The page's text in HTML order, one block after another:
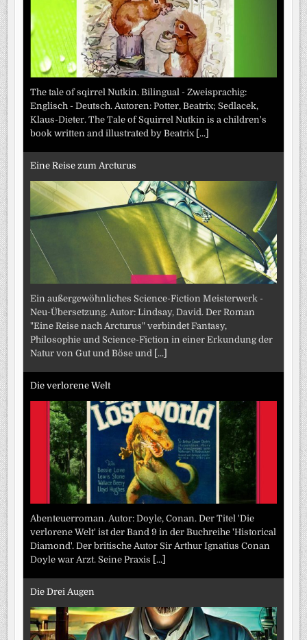
The tale of sqirrel Nutkin. Bilingual - Zweisprachig:
Englisch - Deutsch. Autoren: Potter, Beatrix; Sedlacek,
Klaus-Dieter. The Tale of Squirrel Nutkin is a children's
book written and illustrated by Beatrix [...]
Eine Reise zum Arcturus
Ein außergewöhnliches Science-Fiction Meisterwerk -
Neu-Übersetzung. Autor: Lindsay, David. Der Roman
"Eine Reise nach Arcturus" verbindet Fantasy,
Philosophie und Science-Fiction in einer Erkundung der
Natur von Gut und Böse und [...]
Die verlorene Welt
Abenteuerroman. Autor: Doyle, Conan. Der Titel 'Die
verlorene Welt' ist der Band 9 in der Buchreihe 'Historical
Diamond'. Der britische Autor Sir Arthur Ignatius Conan
Doyle war Arzt. Seine Praxis [...]
Die Drei Augen